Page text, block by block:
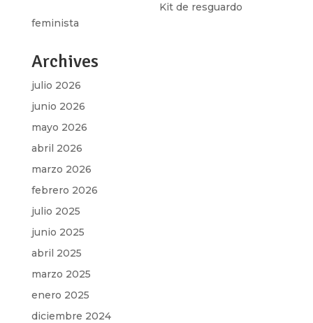
Kit de resguardo
feminista
Archives
julio 2026
junio 2026
mayo 2026
abril 2026
marzo 2026
febrero 2026
julio 2025
junio 2025
abril 2025
marzo 2025
enero 2025
diciembre 2024